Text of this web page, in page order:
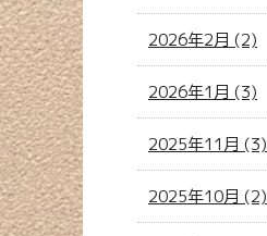
2026年2月 (2)
2026年1月 (3)
2025年11月 (3)
2025年10月 (2)